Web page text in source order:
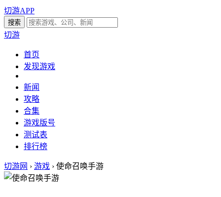
切游APP
切游
首页
发现游戏
新闻
攻略
合集
游戏版号
测试表
排行榜
切游网 › 游戏 › 使命召唤手游